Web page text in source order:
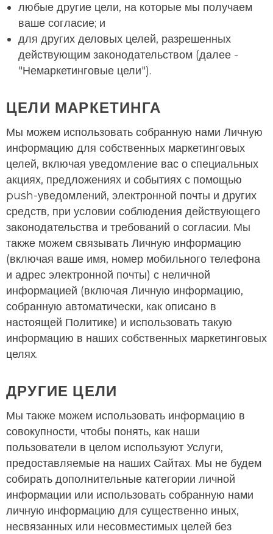
любые другие цели, на которые мы получаем
ваше согласие; и
для других деловых целей, разрешенных
действующим законодательством (далее -
"Немаркетинговые цели").
ЦЕЛИ МАРКЕТИНГА
Мы можем использовать собранную нами Личную
информацию для собственных маркетинговых
целей, включая уведомление вас о специальных
акциях, предложениях и событиях с помощью
push-уведомлений, электронной почты и других
средств, при условии соблюдения действующего
законодательства и требований о согласии. Мы
также можем связывать Личную информацию
(включая ваше имя, номер мобильного телефона
и адрес электронной почты) с неличной
информацией (включая Личную информацию,
собранную автоматически, как описано в
настоящей Политике) и использовать такую
информацию в наших собственных маркетинговых
целях.
ДРУГИЕ ЦЕЛИ
Мы также можем использовать информацию в
совокупности, чтобы понять, как наши
пользователи в целом используют Услуги,
предоставляемые на наших Сайтах. Мы не будем
собирать дополнительные категории личной
информации или использовать собранную нами
личную информацию для существенно иных,
несвязанных или несовместимых целей без